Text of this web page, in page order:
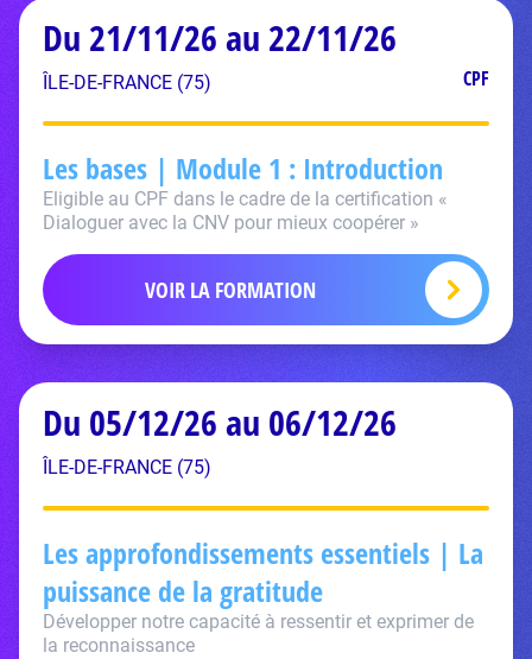
Du 21/11/26 au 22/11/26
ÎLE-DE-FRANCE (75) CPF
Les bases | Module 1 : Introduction
Eligible au CPF dans le cadre de la certification «
Dialoguer avec la CNV pour mieux coopérer »
VOIR LA FORMATION
Du 05/12/26 au 06/12/26
ÎLE-DE-FRANCE (75)
Les approfondissements essentiels | La
puissance de la gratitude
Développer notre capacité à ressentir et exprimer de
la reconnaissance